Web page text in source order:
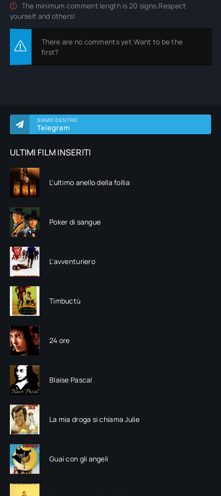
SIAMO DENTRO
Telegram
ULTIMI FILM INSERITI
L'ultimo anello della follia
Poker di sangue
L'avventuriero
Timbuctù
24 ore
Blaise Pascal
La mia droga si chiama Julie
Guai con gli angeli
The minimum comment length is 20 signs.Respect
yourself and others!
There are no comments yet.Want to be the
first?